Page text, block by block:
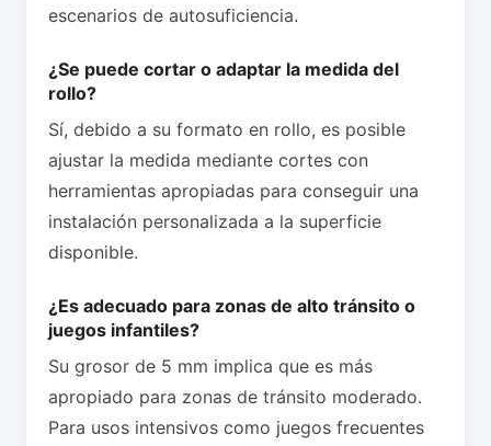
escenarios de autosuficiencia.
¿Se puede cortar o adaptar la medida del
rollo?
Sí, debido a su formato en rollo, es posible
ajustar la medida mediante cortes con
herramientas apropiadas para conseguir una
instalación personalizada a la superficie
disponible.
¿Es adecuado para zonas de alto tránsito o
juegos infantiles?
Su grosor de 5 mm implica que es más
apropiado para zonas de tránsito moderado.
Para usos intensivos como juegos frecuentes